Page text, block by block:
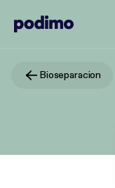
Bioseparacion